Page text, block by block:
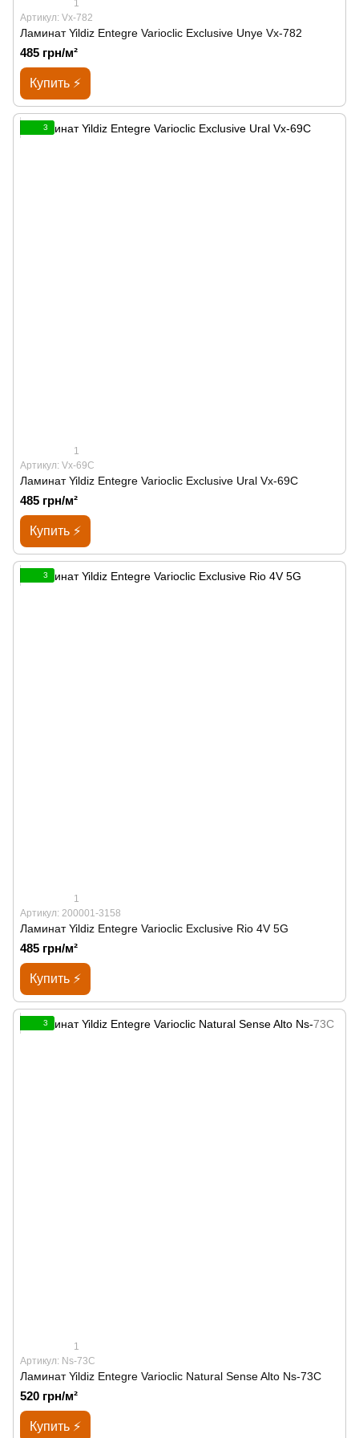
1
Артикул: Vx-782
Ламинат Yildiz Entegre Varioclic Exclusive Unye Vx-782
485 грн/м²
Купить ⚡
3
1
Артикул: Vx-69C
Ламинат Yildiz Entegre Varioclic Exclusive Ural Vx-69C
485 грн/м²
Купить ⚡
3
1
Артикул: 200001-3158
Ламинат Yildiz Entegre Varioclic Exclusive Rio 4V 5G
485 грн/м²
Купить ⚡
3
1
Артикул: Ns-73C
Ламинат Yildiz Entegre Varioclic Natural Sense Alto Ns-73C
520 грн/м²
Купить ⚡